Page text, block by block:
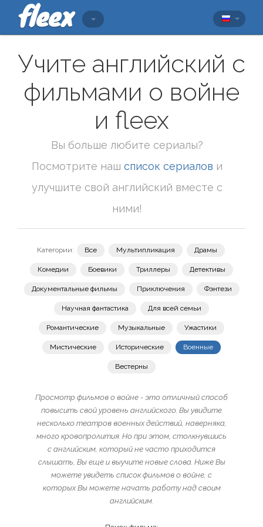
Учите английский с
фильмами о войне
и fleex
Вы больше любите сериалы?
Посмотрите наш список сериалов и
улучшите свой английский вместе с
ними!
Категории: Все Мультипликация Драмы
Комедии Боевики Триллеры Детективы
Документальные фильмы Приключения Фэнтези
Научная фантастика Для всей семьи
Романтические Музыкальные Ужастики
Мистические Исторические Военные
Вестерны
Просмотр фильмов о войне - это отличный способ
повысить свой уровень английского. Вы увидите
несколько театров военных действий, наверняка,
много кровопролития. Но при этом, столкнувшись
с английским, который не часто приходится
слышать, Вы еще и выучите новые слова. Ниже Вы
можете увидеть список фильмов о войне, с
которых Вы можете начать работу над своим
английским.